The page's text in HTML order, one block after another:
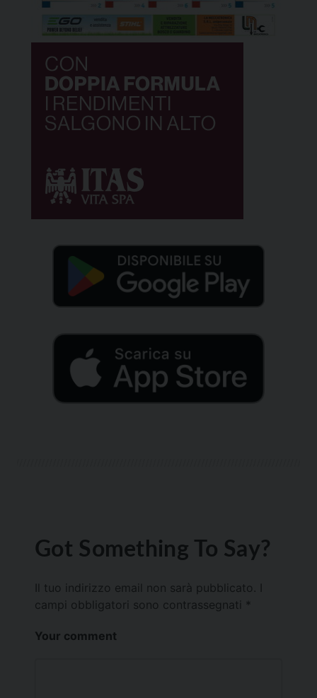
Got Something To Say?
Il tuo indirizzo email non sarà pubblicato.
campi obbligatori sono contrassegnati *
Your comment